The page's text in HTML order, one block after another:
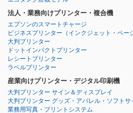
法人・業務向けプリンター・複合機
エプソンのスマートチャージ
ビジネスプリンター （インクジェット・ペー
大判プリンター
ドットインパクトプリンター
レシートプリンター
ラベルプリンター
産業向けプリンター・デジタル印刷機
大判プリンター サイン＆ディスプレイ
大判プリンター グッズ・アパレル・ソフトサ
業務用写真・プリントシステム